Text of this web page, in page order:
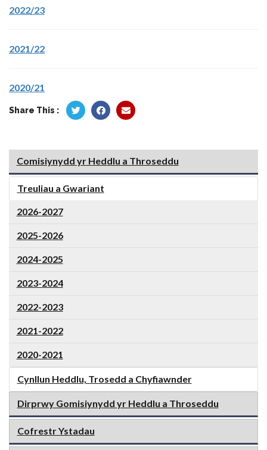
2022/23
2021/22
2020/21
Share This :
Comisiynydd yr Heddlu a Throseddu
Treuliau a Gwariant
2026-2027
2025-2026
2024-2025
2023-2024
2022-2023
2021-2022
2020-2021
Cynllun Heddlu, Trosedd a Chyfiawnder
Dirprwy Gomisiynydd yr Heddlu a Throseddu
Cofrestr Ystadau